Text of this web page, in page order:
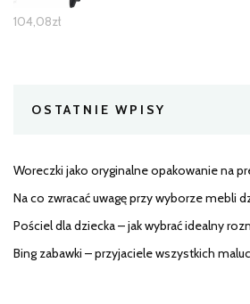
104,08zł
OSTATNIE WPISY
Woreczki jako oryginalne opakowanie na
Na co zwracać uwagę przy wyborze mebli
Pościel dla dziecka – jak wybrać idealny
Bing zabawki – przyjaciele wszystkich